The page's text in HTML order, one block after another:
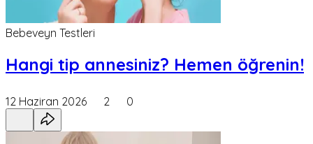
Bebeveyn Testleri
Hangi tip annesiniz? Hemen öğrenin!
12 Haziran 2026 2 0